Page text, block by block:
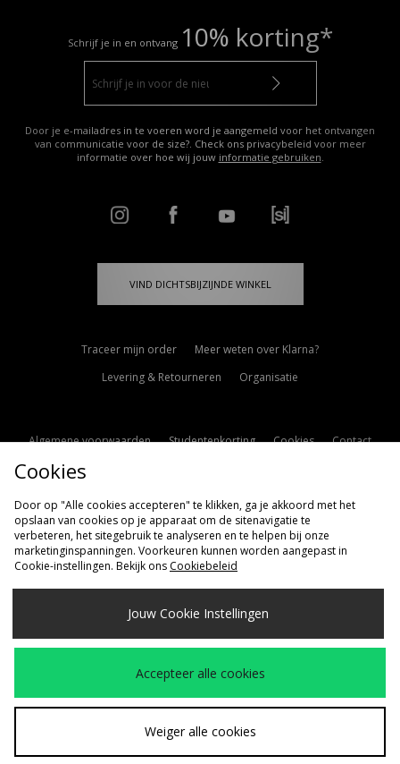
Schrijf je in en ontvang 10% korting*
Door je e-mailadres in te voeren word je aangemeld voor het ontvangen
van communicatie voor de size?. Check ons privacybeleid voor meer
informatie over hoe wij jouw informatie gebruiken.
VIND DICHTSBIJZIJNDE WINKEL
Traceer mijn order
Meer weten over Klarna?
Levering & Retourneren
Organisatie
Algemene voorwaarden Studentenkorting Cookies
Contact
Cookie Instellingen
Verzenden Naar
Nederland
Wij accepteren de volgende betaalmethoden
Bezoek onze bedrijfspaginawww.jdplc.com
Cookies
Door op "Alle cookies accepteren" te klikken, ga je akkoord met het
opslaan van cookies op je apparaat om de sitenavigatie te
verbeteren, het sitegebruik te analyseren en te helpen bij onze
marketinginspanningen. Voorkeuren kunnen worden aangepast in
Cookie-instellingen. Bekijk ons Cookiebeleid
Jouw Cookie Instellingen
Accepteer alle cookies
Weiger alle cookies